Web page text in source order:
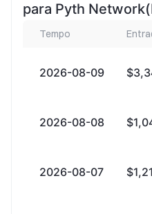
para Pyth
Tempo
2026-08-09
2026-08-08
2026-08-07